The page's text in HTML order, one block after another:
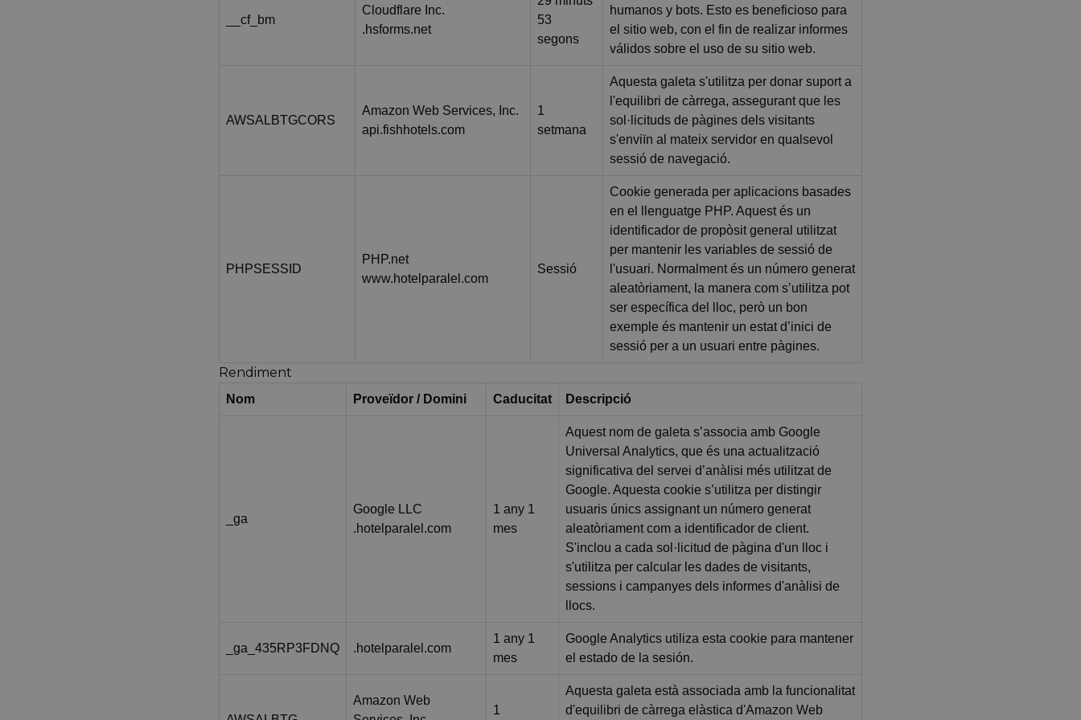
__cf_bm
Cloudflare Inc.
.hsforms.net
53
segons
humanos y bots. Esto es beneficioso para
el sitio web, con el fin de realizar informes
válidos sobre el uso de su sitio web.
AWSALBTGCORS
Amazon Web Services, Inc.
api.fishhotels.com
1
setmana
Aquesta galeta s'utilitza per donar suport a
l'equilibri de càrrega, assegurant que les
sol·licituds de pàgines dels visitants
s'enviïn al mateix servidor en qualsevol
sessió de navegació.
PHPSESSID
PHP.net
www.hotelparalel.com
Sessió
Cookie generada per aplicacions basades
en el llenguatge PHP. Aquest és un
identificador de propòsit general utilitzat
per mantenir les variables de sessió de
l'usuari. Normalment és un número generat
aleatòriament, la manera com s’utilitza pot
ser específica del lloc, però un bon
exemple és mantenir un estat d’inici de
sessió per a un usuari entre pàgines.
Rendiment
Nom Proveïdor / Domini Caducitat Descripció
_ga
Google LLC
.hotelparalel.com
1 any 1
mes
Aquest nom de galeta s’associa amb Google
Universal Analytics, que és una actualització
significativa del servei d’anàlisi més utilitzat de
Google. Aquesta cookie s’utilitza per distingir
usuaris únics assignant un número generat
aleatòriament com a identificador de client.
S'inclou a cada sol·licitud de pàgina d'un lloc i
s'utilitza per calcular les dades de visitants,
sessions i campanyes dels informes d'anàlisi de
llocs.
_ga_435RP3FDNQ .hotelparalel.com
1 any 1
mes
Google Analytics utiliza esta cookie para mantener
el estado de la sesión.
Amazon Web
1
Aquesta galeta està associada amb la funcionalitat
d'equilibri de càrrega elàstica d'Amazon Web